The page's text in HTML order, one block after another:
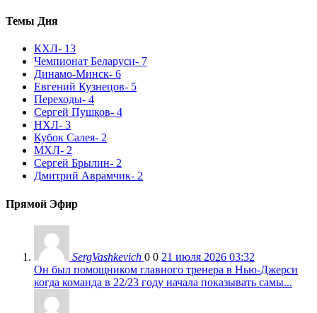
Темы Дня
КХЛ- 13
Чемпионат Беларуси- 7
Динамо-Минск- 6
Евгений Кузнецов- 5
Переходы- 4
Сергей Пушков- 4
НХЛ- 3
Кубок Салея- 2
МХЛ- 2
Сергей Брылин- 2
Дмитрий Аврамчик- 2
Прямой Эфир
SergVashkevich 0 0 21 июля 2026 03:32
Он был помощником главного тренера в Нью-Джерси
когда команда в 22/23 году начала показывать самы...